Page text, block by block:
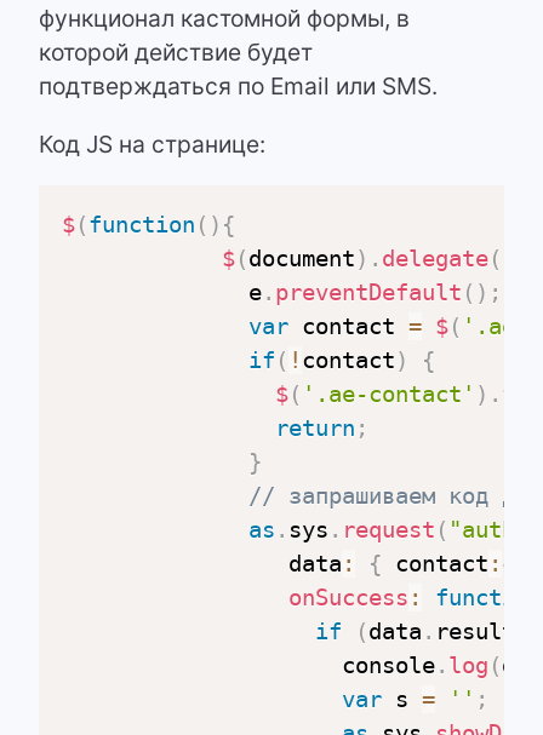
функционал кастомной формы, в
которой действие будет
подтверждаться по Email или SMS.
Код JS на странице:
$(function ( ) {
$(document) . delegate(
              e
. preventDefault ( ) ;
var contact = $( '.ae-
if ( ! contact)
{
$( '.ae-contact' ) .
return ;
}
// запрашиваем код
as . sys . request ( "auth"
   		         data
: { contact :
onSuccess :
function
if
(data . result
                     console
. log (
var s = '' ;